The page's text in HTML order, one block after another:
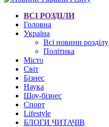
ВСІ РОЗДІЛИ
Головна
Україна
Всі новини розділу
Політика
Місто
Світ
Бізнес
Наука
Шоу-бізнес
Спорт
Lifestyle
БЛОГИ ЧИТАЧІВ